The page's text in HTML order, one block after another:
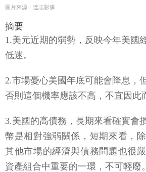
圖片來源：達志影像
摘要
1.美元近期的弱勢，反映今年美國
低迷。
2.市場憂心美國年底可能會降息，
否則這個機率應該不高，不宜因此
3.美國的高債務，長期來看確實會
幣是相對強弱關係，短期來看，
其他市場的經濟與債務問題也很
資產組合中重要的一環，不可輕廢。